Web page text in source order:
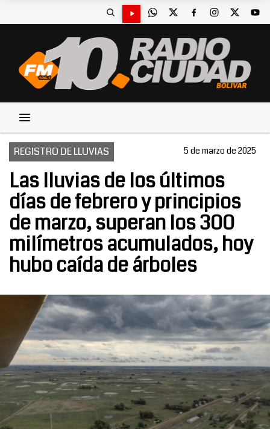
REGISTRO DE LLUVIAS 5 de marzo de 2025
Las lluvias de los últimos
días de febrero y principios
de marzo, superan los 300
milímetros acumulados, hoy
hubo caída de árboles